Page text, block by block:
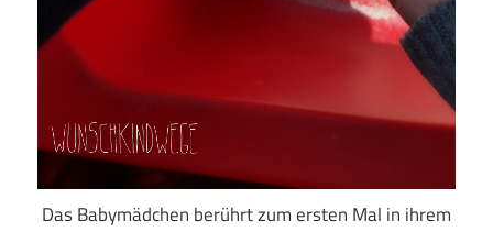
Das Babymädchen berührt zum ersten Mal in ihrem